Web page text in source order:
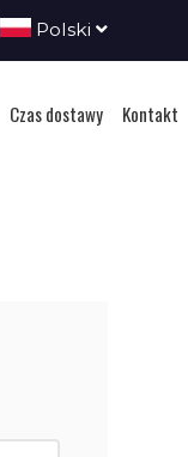
Polski
Czas dostawy Kontakt